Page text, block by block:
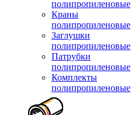
полипропиленовые
Краны
полипропиленовые
Заглушки
полипропиленовые
Патрубки
полипропиленовые
Комплекты
полипропиленовые